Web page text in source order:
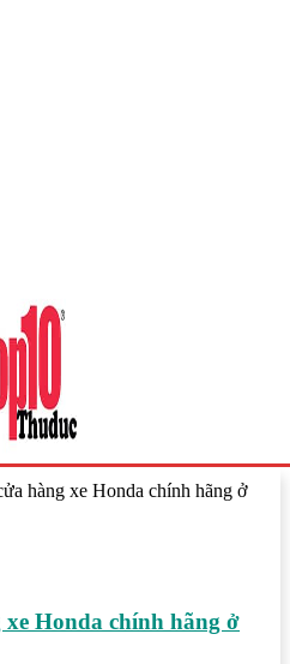
hàng xe Honda chính hãng ở
xe Honda chính hãng ở